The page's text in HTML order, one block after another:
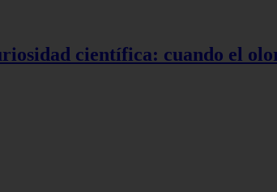
científica: cuando el